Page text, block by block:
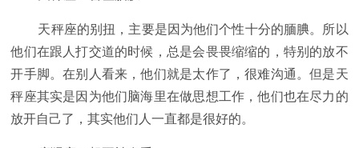
天秤座的别扭，主要是因为他们个性十分的腼腆。所以
他们在跟人打交道的时候，总是会畏畏缩缩的，特别的放不
开手脚。在别人看来，他们就是太作了，很难沟通。但是天
秤座其实是因为他们脑海里在做思想工作，他们也在尽力的
放开自己了，其实他们人一直都是很好的。